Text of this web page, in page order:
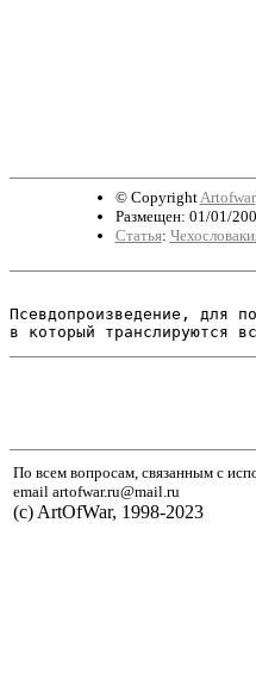
© Copyright Artofwar
Размещен: 01/01/
Статья:
Псевдопроизведение, для
По всем вопросам, связанным с
email artofwar.ru@mail.ru
(с) ArtOfWar, 1998-2023